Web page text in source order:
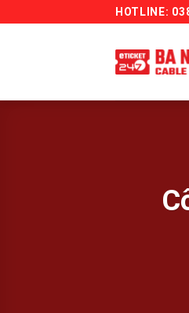
HOTLINE: